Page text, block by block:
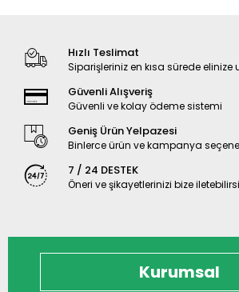
Hızlı Teslimat
Siparişleriniz en kısa sürede elinize
Güvenli Alışveriş
Güvenli ve kolay ödeme sistemi
Geniş Ürün Yelpazesi
Binlerce ürün ve kampanya
7 / 24 DESTEK
Öneri ve şikayetlerinizi bize
Kurumsal